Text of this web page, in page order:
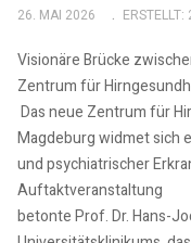
26. MAI 2026
Visionäre Brücke
Zentrum für
Das neue Zentrum für
Magdeburg widmet sich
und psychiatrischer
Auftaktveranstaltung
betonte Prof. Dr. Hans-